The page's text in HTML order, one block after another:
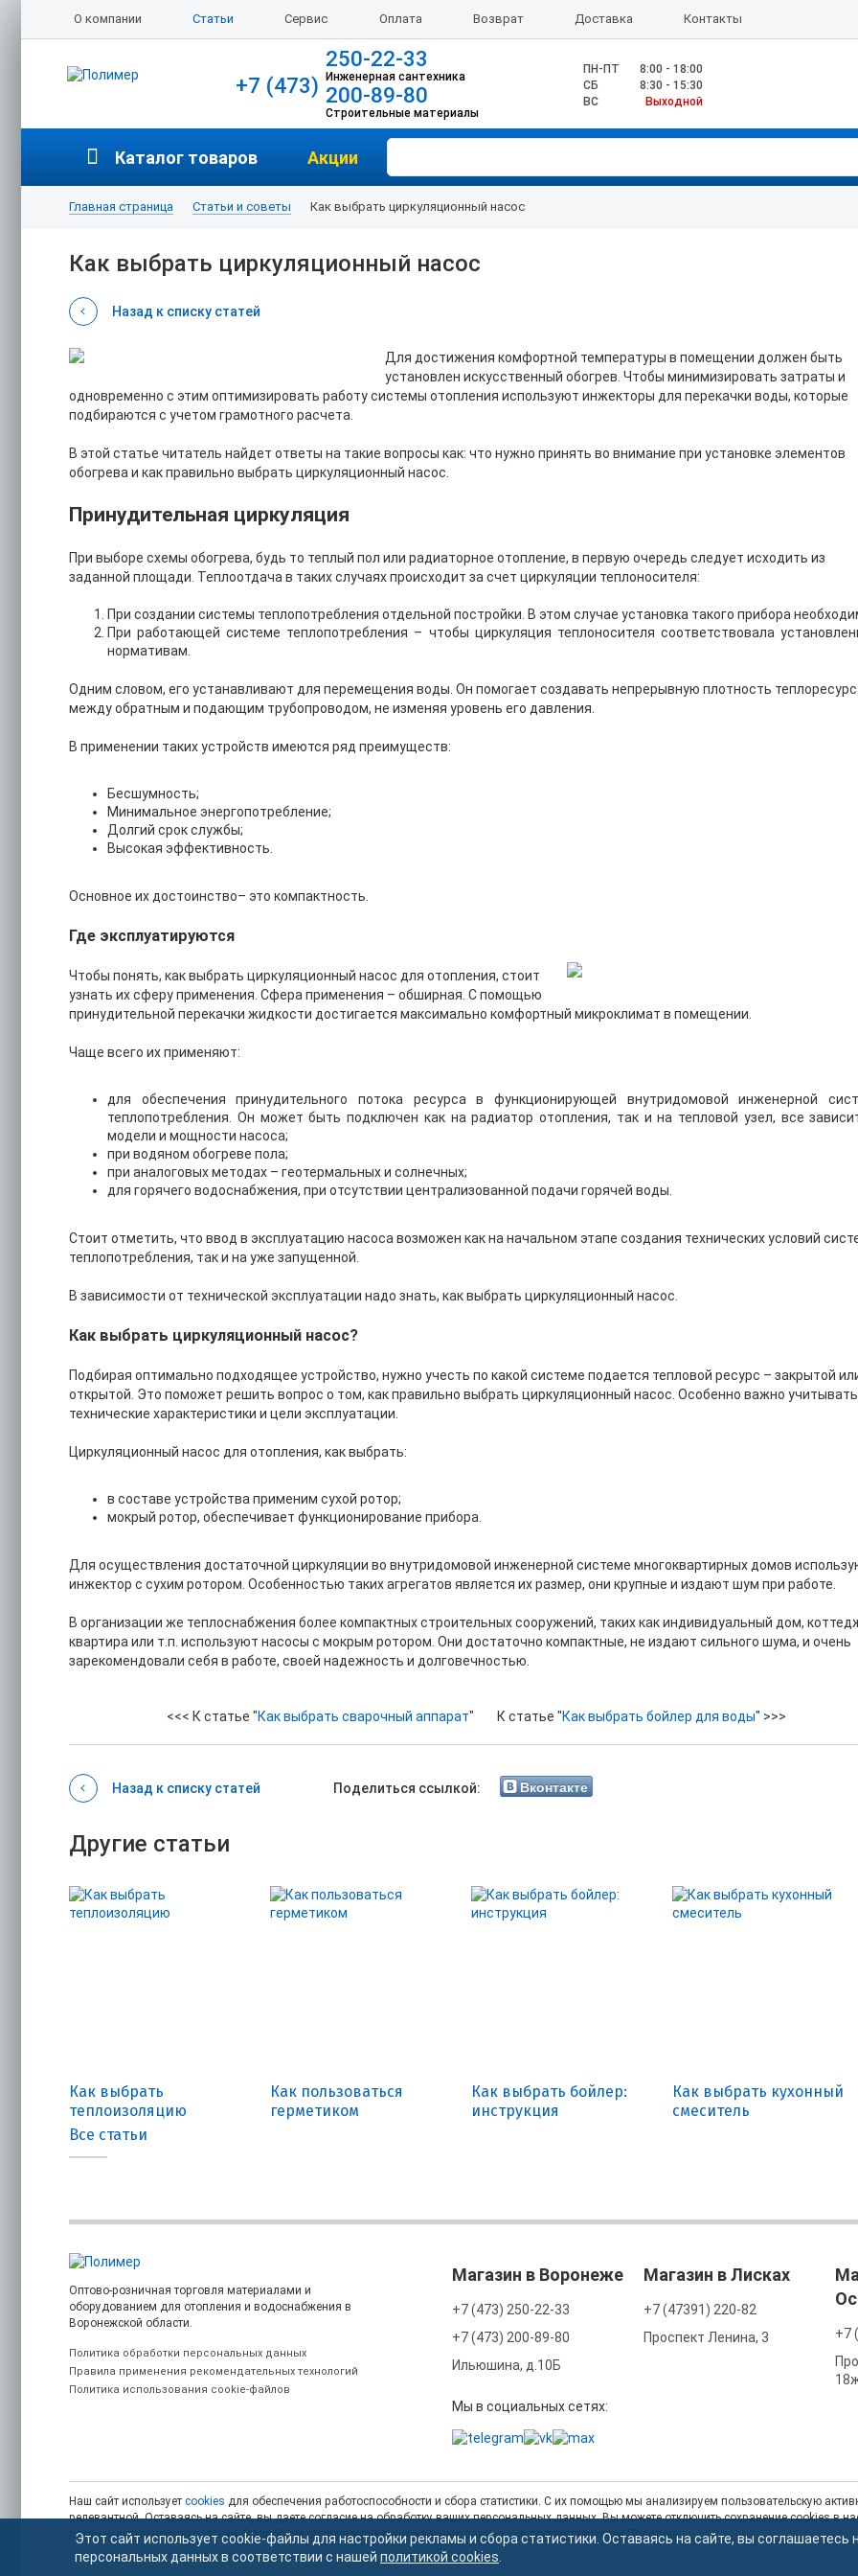
О компании Статьи Сервис Оплата Возврат Доставка Контакты
+7 (473)
250-22-33
Инженерная сантехника
200-89-80
Строительные материалы
ПН-ПТ
8:00 - 18:00
CБ
8:30 - 15:30
ВС
Выходной
Каталог товаров Акции
Главная страница Статьи и советы Как выбрать циркуляционный насос
Как выбрать циркуляционный насос
Назад к списку статей
Для достижения комфортной температуры в помещении должен быть
установлен искусственный обогрев. Чтобы минимизировать затраты и
одновременно с этим оптимизировать работу системы отопления используют инжекторы для перекачки воды, которые
подбираются с учетом грамотного расчета.
В этой статье читатель найдет ответы на такие вопросы как: что нужно принять во внимание при установке элементов
обогрева и как правильно выбрать циркуляционный насос.
Принудительная циркуляция
При выборе схемы обогрева, будь то теплый пол или радиаторное отопление, в первую очередь следует исходить из
заданной площади. Теплоотдача в таких случаях происходит за счет циркуляции теплоносителя:
При создании системы теплопотребления отдельной постройки. В этом случае установка такого прибора
При работающей системе теплопотребления – чтобы циркуляция теплоносителя соответствовала
нормативам.
Одним словом, его устанавливают для перемещения воды. Он помогает создавать непрерывную плотность
между обратным и подающим трубопроводом, не изменяя уровень его давления.
В применении таких устройств имеются ряд преимуществ:
Бесшумность;
Минимальное энергопотребление;
Долгий срок службы;
Высокая эффективность.
Основное их достоинство– это компактность.
Где эксплуатируются
Чтобы понять, как выбрать циркуляционный насос для отопления, стоит
узнать их сферу применения. Сфера применения – обширная. С помощью
принудительной перекачки жидкости достигается максимально комфортный микроклимат в помещении.
Чаще всего их применяют:
для обеспечения принудительного потока ресурса в функционирующей внутридомовой инженерной
теплопотребления. Он может быть подключен как на радиатор отопления, так и на тепловой узел, все
модели и мощности насоса;
при водяном обогреве пола;
при аналоговых методах – геотермальных и солнечных;
для горячего водоснабжения, при отсутствии централизованной подачи горячей воды.
Стоит отметить, что ввод в эксплуатацию насоса возможен как на начальном этапе создания технических условий
теплопотребления, так и на уже запущенной.
В зависимости от технической эксплуатации надо знать, как выбрать циркуляционный насос.
Как выбрать циркуляционный насос?
Подбирая оптимально подходящее устройство, нужно учесть по какой системе подается тепловой ресурс – закрытой
открытой. Это поможет решить вопрос о том, как правильно выбрать циркуляционный насос. Особенно важно учитывать
технические характеристики и цели эксплуатации.
Циркуляционный насос для отопления, как выбрать:
в составе устройства применим сухой ротор;
мокрый ротор, обеспечивает функционирование прибора.
Для осуществления достаточной циркуляции во внутридомовой инженерной системе многоквартирных домов
инжектор с сухим ротором. Особенностью таких агрегатов является их размер, они крупные и издают шум при работе.
В организации же теплоснабжения более компактных строительных сооружений, таких как индивидуальный дом,
квартира или т.п. используют насосы с мокрым ротором. Они достаточно компактные, не издают сильного шума, и очень
зарекомендовали себя в работе, своей надежность и долговечностью.
<<< К статье "Как выбрать сварочный аппарат" К статье "Как выбрать бойлер для воды" >>>
Назад к списку статей Вконтакте
Поделиться ссылкой:
Другие статьи
Как выбрать
теплоизоляцию
Как пользоваться
герметиком
Как выбрать бойлер:
инструкция
Как выбрать кухонный
смеситель
Все статьи
Оптово-розничная торговля материалами и
оборудованием для отопления и водоснабжения в
Воронежской области.
Политика обработки персональных данных
Правила применения рекомендательных технологий
Политика использования cookie-файлов
Магазин в Воронеже
+7 (473) 250-22-33
+7 (473) 200-89-80
Ильюшина, д.10Б
Мы в социальных сетях:
Магазин в Лисках
+7 (47391) 220-82
Проспект Ленина, 3
+7
Наш сайт использует cookies для обеспечения работоспособности и сбора статистики. С их помощью мы анализируем пользовательскую
релевантной. Оставаясь на сайте, вы даете согласие на обработку ваших персональных данных. Вы можете отключить сохранение cookies в
рекомендательные технологии. Подробнее об обработке персональных данных — в соответствующейПолитике
Этот сайт использует cookie-файлы для настройки рекламы и сбора статистики. Оставаясь на сайте, вы соглашаетесь
персональных данных в соответствии с нашей политикой cookies